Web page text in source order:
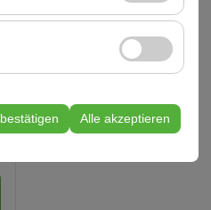
Werbung anzuzeigen
Konfigurationen
Alle akzeptieren